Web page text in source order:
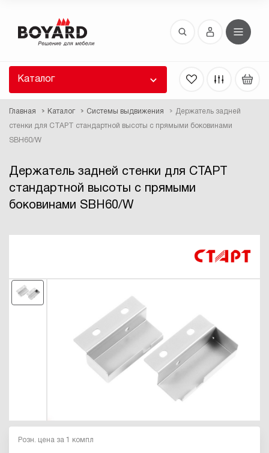
Каталог
Главная Каталог Системы выдвижения Держатель задней
стенки для СТАРТ стандартной высоты с прямыми боковинами
SBH60/W
Держатель задней стенки для СТАРТ
стандартной высоты с прямыми
боковинами SBH60/W
Розн. цена за 1 компл
Восстановление пароля
высланы вам по E-Mail.
ссылку для восстановления